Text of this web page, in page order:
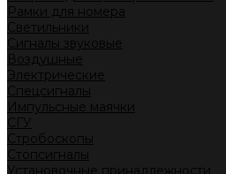
Рамки для номера
Светильники
Сигналы звуковые
Воздушные
Электрические
Спецсигналы
Импульсные маячки
СГУ
Стробоскопы
Стопсигналы
Установочные принадлежности